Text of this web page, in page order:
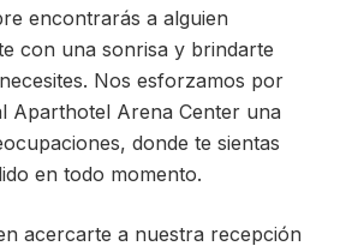
encontrarás a alguien
con una sonrisa y brindarte
Nos esforzamos por
Aparthotel Arena Center una
donde te sientas
en todo momento.
acercarte a nuestra recepción